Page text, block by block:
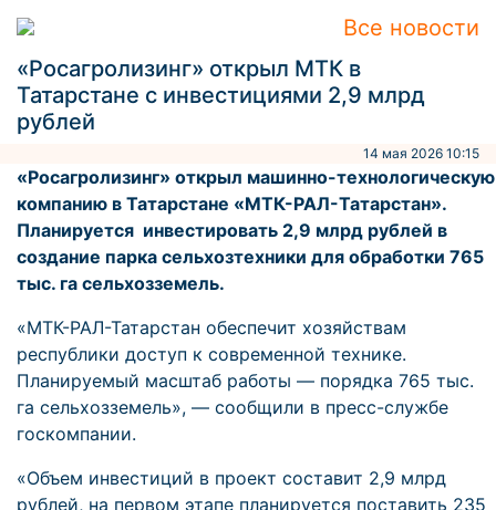
Все новости
«Росагролизинг» открыл МТК в
Татарстане с инвестициями 2,9 млрд
рублей
14 мая 2026 10:15
«Росагролизинг» открыл машинно-технологическую
компанию в Татарстане «МТК-РАЛ-Татарстан».
Планируется инвестировать 2,9 млрд рублей в
создание парка сельхозтехники для обработки 765
тыс. га сельхозземель.
«МТК-РАЛ-Татарстан обеспечит хозяйствам
республики доступ к современной технике.
Планируемый масштаб работы — порядка 765 тыс.
га сельхозземель», — сообщили в пресс-службе
госкомпании.
«Объем инвестиций в проект составит 2,9 млрд
рублей, на первом этапе планируется поставить 235